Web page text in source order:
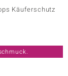
Käuferschutz